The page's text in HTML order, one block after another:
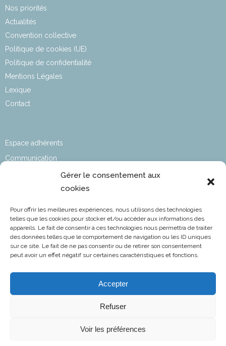
Gérer le consentement aux
cookies
Pour offrir les meilleures expériences, nous utilisons des technologies
telles que les cookies pour stocker et/ou accéder aux informations des
appareils. Le fait de consentir à ces technologies nous permettra de traiter
des données telles que le comportement de navigation ou les ID uniques
sur ce site. Le fait de ne pas consentir ou de retirer son consentement
peut avoir un effet négatif sur certaines caractéristiques et fonctions.
Accepter
Refuser
Voir les préférences
Nos priorités
Actualités
Convention collective
Politique de cookies (UE)
Politique de confidentialité
Mentions Légales
Lexique
Contact
Espace adhérents
Communication
Développement durable
Affaires Aéroportuaires
Informations statutaires​
L’aviation en chiffres